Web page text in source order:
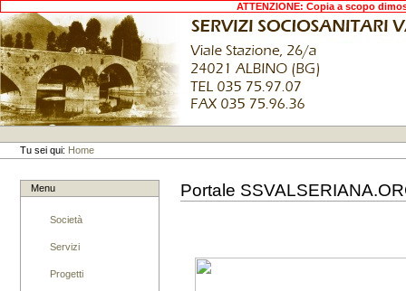
ai
contenuti.
|
Salta
alla
navigazione
Strumenti
personali
Tu sei qui: Home
Menu
Società
Servizi
Progetti
Portale
ATTENZIONE: Copia a scopo
ATTENZIONE: Copia a scopo
ATTENZIONE: Copia a scopo
ATTENZIONE: Copia a scopo